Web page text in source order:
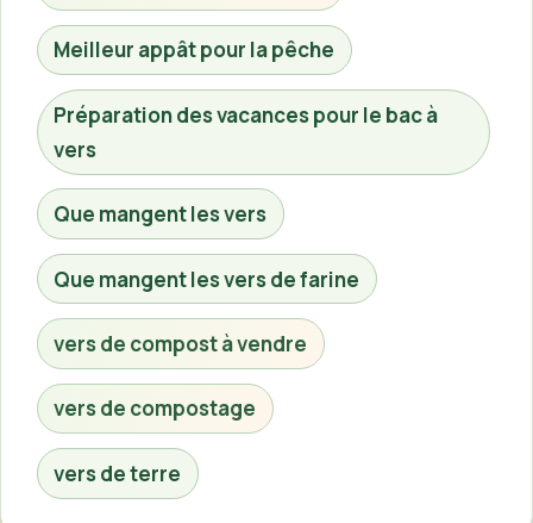
Meilleur appât pour la pêche
Préparation des vacances pour le bac à
vers
Que mangent les vers
Que mangent les vers de farine
vers de compost à vendre
vers de compostage
vers de terre